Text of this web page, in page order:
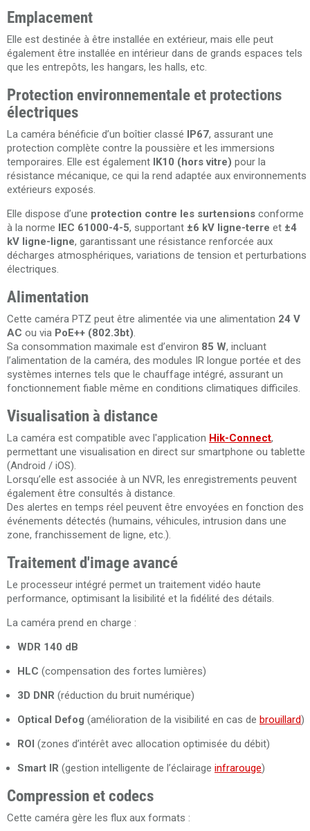
Emplacement
Elle est destinée à être installée en extérieur, mais elle peut
également être installée en intérieur dans de grands espaces tels
que les entrepôts, les hangars, les halls, etc.
Protection environnementale et protections
électriques
La caméra bénéficie d’un boîtier classé IP67, assurant une
protection complète contre la poussière et les immersions
temporaires. Elle est également IK10 (hors vitre) pour la
résistance mécanique, ce qui la rend adaptée aux environnements
extérieurs exposés.
Elle dispose d’une protection contre les surtensions conforme
à la norme IEC 61000-4-5, supportant ±6 kV ligne-terre et ±4
kV ligne-ligne, garantissant une résistance renforcée aux
décharges atmosphériques, variations de tension et perturbations
électriques.
Alimentation
Cette caméra PTZ peut être alimentée via une alimentation 24 V
AC ou via PoE++ (802.3bt).
Sa consommation maximale est d’environ 85 W, incluant
l’alimentation de la caméra, des modules IR longue portée et des
systèmes internes tels que le chauffage intégré, assurant un
fonctionnement fiable même en conditions climatiques difficiles.
Visualisation à distance
La caméra est compatible avec l'application Hik-Connect,
permettant une visualisation en direct sur smartphone ou tablette
(Android / iOS).
Lorsqu’elle est associée à un NVR, les enregistrements peuvent
également être consultés à distance.
Des alertes en temps réel peuvent être envoyées en fonction des
événements détectés (humains, véhicules, intrusion dans une
zone, franchissement de ligne, etc.).
Traitement d'image avancé
Le processeur intégré permet un traitement vidéo haute
performance, optimisant la lisibilité et la fidélité des détails.
La caméra prend en charge :
WDR 140 dB
HLC (compensation des fortes lumières)
3D DNR (réduction du bruit numérique)
Optical Defog (amélioration de la visibilité en cas de brouillard)
ROI (zones d’intérêt avec allocation optimisée du débit)
Smart IR (gestion intelligente de l’éclairage infrarouge)
Compression et codecs
Cette caméra gère les flux aux formats :